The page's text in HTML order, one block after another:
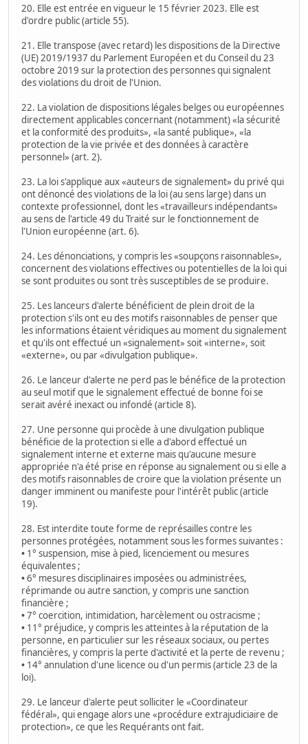
20. Elle est entrée en vigueur le 15 février 2023. Elle est
d'ordre public (article 55).
21. Elle transpose (avec retard) les dispositions de la Directive
(UE) 2019/1937 du Parlement Européen et du Conseil du 23
octobre 2019 sur la protection des personnes qui signalent
des violations du droit de l'Union.
22. La violation de dispositions légales belges ou européennes
directement applicables concernant (notamment) «la sécurité
et la conformité des produits», «la santé publique», «la
protection de la vie privée et des données à caractère
personnel» (art. 2).
23. La loi s'applique aux «auteurs de signalement» du privé qui
ont dénoncé des violations de la loi (au sens large) dans un
contexte professionnel, dont les «travailleurs indépendants»
au sens de l'article 49 du Traité sur le fonctionnement de
l'Union européenne (art. 6).
24. Les dénonciations, y compris les «soupçons raisonnables»,
concernent des violations effectives ou potentielles de la loi qui
se sont produites ou sont très susceptibles de se produire.
25. Les lanceurs d'alerte bénéficient de plein droit de la
protection s'ils ont eu des motifs raisonnables de penser que
les informations étaient véridiques au moment du signalement
et qu'ils ont effectué un «signalement» soit «interne», soit
«externe», ou par «divulgation publique».
26. Le lanceur d'alerte ne perd pas le bénéfice de la protection
au seul motif que le signalement effectué de bonne foi se
serait avéré inexact ou infondé (article 8).
27. Une personne qui procède à une divulgation publique
bénéficie de la protection si elle a d'abord effectué un
signalement interne et externe mais qu'aucune mesure
appropriée n'a été prise en réponse au signalement ou si elle a
des motifs raisonnables de croire que la violation présente un
danger imminent ou manifeste pour l'intérêt public (article
19).
28. Est interdite toute forme de représailles contre les
personnes protégées, notamment sous les formes suivantes :
• 1° suspension, mise à pied, licenciement ou mesures
équivalentes ;
•6° mesures disciplinaires imposées ou administrées,
réprimande ou autre sanction, y compris une sanction
financière ;
•7° coercition, intimidation, harcèlement ou ostracisme ;
• 11° préjudice, y compris les atteintes à la réputation de la
personne, en particulier sur les réseaux sociaux, ou pertes
financières, y compris la perte d'activité et la perte de revenu ;
• 14° annulation d'une licence ou d'un permis (article 23 de la
loi).
29. Le lanceur d'alerte peut solliciter le «Coordinateur
fédéral», qui engage alors une «procédure extrajudiciaire de
protection», ce que les Requérants ont fait.